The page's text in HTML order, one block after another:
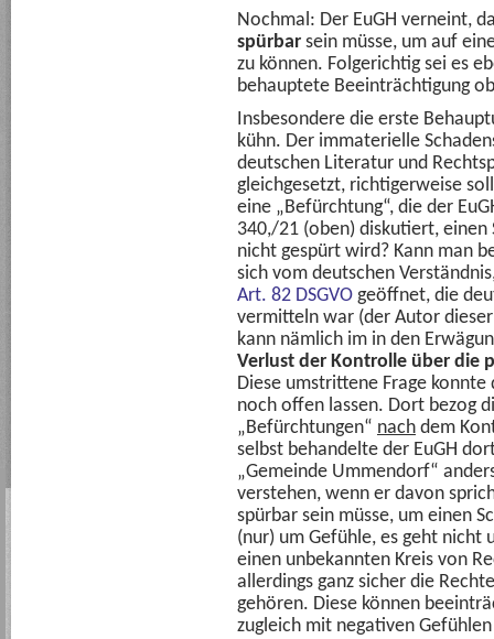
Nochmal: Der EuGH verneint,
spürbar sein müsse, um auf
zu können. Folgerichtig sei es
behauptete Beeinträchtigung
Insbesondere die erste
kühn. Der immaterielle
deutschen Literatur und
gleichgesetzt, richtigerweise
eine „Befürchtung“, die der
340,/21 (oben) diskutiert, einen
nicht gespürt wird? Kann man
sich vom deutschen
Art. 82 DSGVO geöffnet, die
vermitteln war (der Autor
kann nämlich im in den
Verlust der Kontrolle über die
Diese umstrittene Frage konnte
noch offen lassen. Dort bezog
„Befürchtungen“ nach dem
selbst behandelte der EuGH
„Gemeinde Ummendorf“
verstehen, wenn er davon
spürbar sein müsse, um einen
(nur) um Gefühle, es geht nicht
einen unbekannten Kreis von
allerdings ganz sicher die
gehören. Diese können
zugleich mit negativen